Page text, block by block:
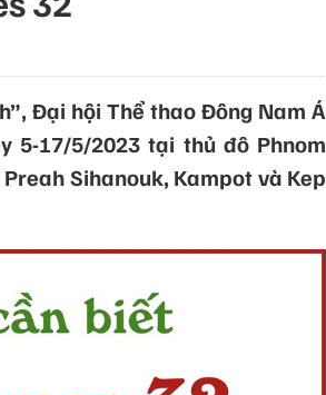
Đại hội Thể thao Đông Nam Á
5-17/5/2023 tại thủ đô Phnom
Sihanouk, Kampot và Kep